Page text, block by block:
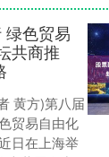
绿色贸易
共商推
黄方)第八届
贸易自由化
日在上海举